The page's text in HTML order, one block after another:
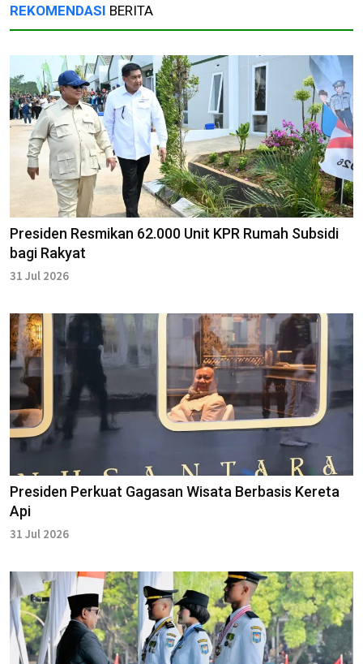
REKOMENDASI BERITA
Presiden Resmikan 62.000 Unit KPR Rumah Subsidi
bagi Rakyat
31 Jul 2026
Presiden Perkuat Gagasan Wisata Berbasis Kereta
Api
31 Jul 2026